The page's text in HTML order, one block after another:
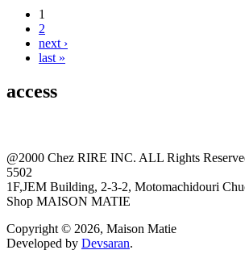
Pages
1
2
next ›
last »
access
@2000 Chez RIRE INC. ALL Rights
5502
1F,JEM Building, 2-3-2, Motomachidouri
Shop MAISON MATIE
Copyright © 2026, Maison Matie
Developed by Devsaran.